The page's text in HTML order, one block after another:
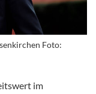
Foto:
im